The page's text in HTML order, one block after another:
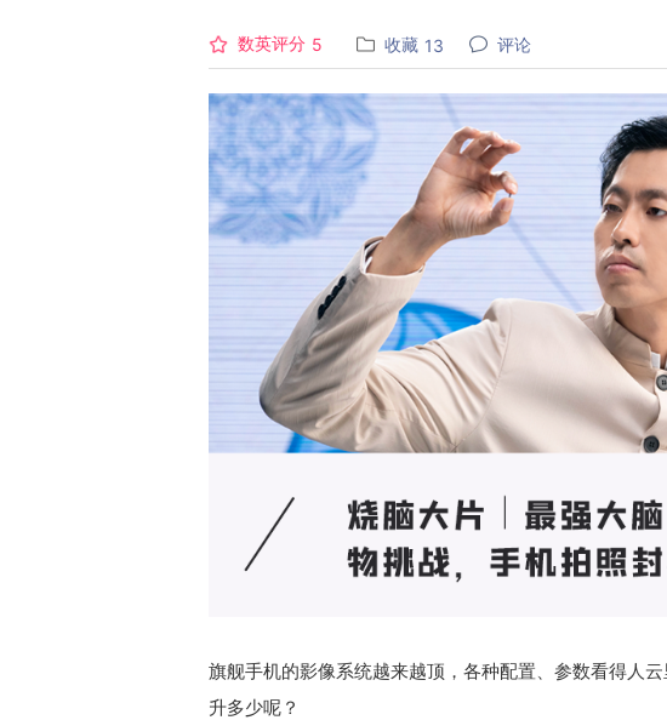
数英评分 5 收藏 13 评论
旗舰手机的影像系统越来越顶，各种配置、参数看得人
升多少呢？